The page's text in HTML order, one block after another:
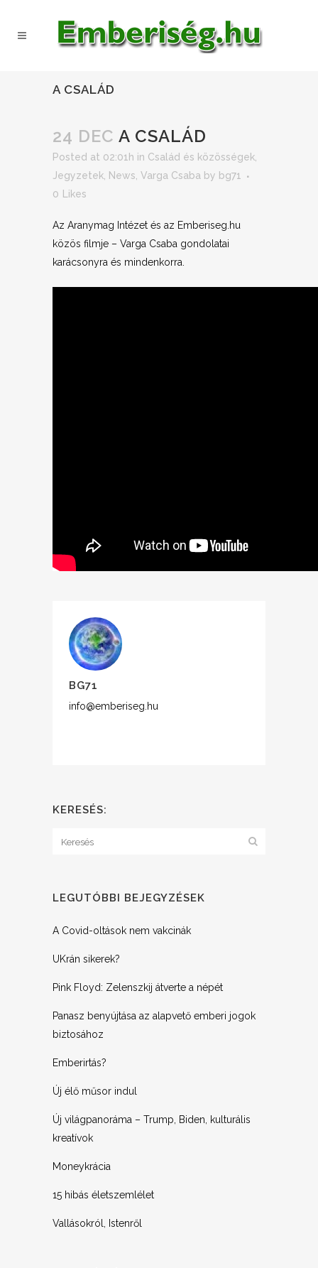
A CSALÁD
24 DEC A CSALÁD
Posted at 02:01h in Család és közösségek
Jegyzetek News Varga Csaba by bg71
0
Likes
Az Aranymag Intézet és az Emberiseg.hu
közös filmje – Varga Csaba gondolatai
karácsonyra és mindenkorra.
BG71
info@emberiseg.hu
KERESÉS:
LEGUTÓBBI BEJEGYZÉSEK
A Covid-oltások nem vakcinák
UKrán sikerek?
Pink Floyd: Zelenszkij átverte a népét
Panasz benyújtása az alapvető emberi jogok
biztosához
Emberirtás?
Új élő műsor indul
Új világpanoráma – Trump, Biden, kulturális
kreatívok
Moneykrácia
15 hibás életszemlélet
Vallásokról, Istenről